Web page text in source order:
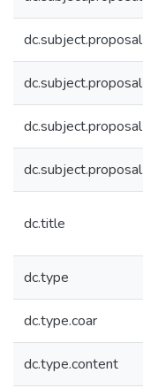
dc.subject.proposal
dc.subject.proposal
dc.subject.proposal
dc.subject.proposal
dc.title
dc.type
dc.type.coar
dc.type.content